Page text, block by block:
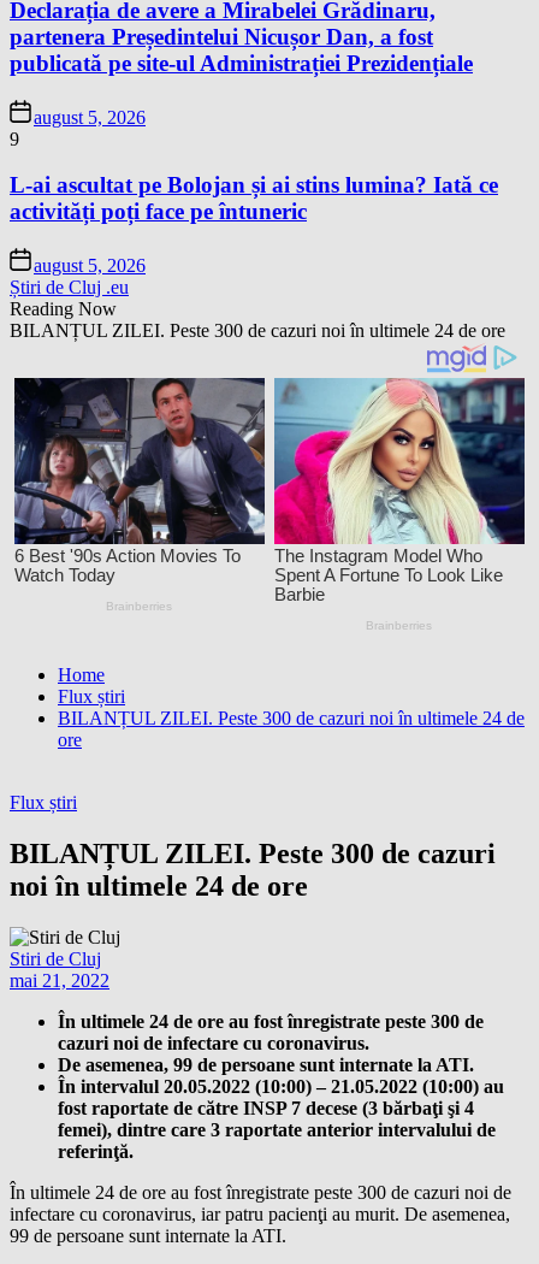
Declarația de avere a Mirabelei Grădinaru,
partenera Președintelui Nicușor Dan, a fost
publicată pe site-ul Administrației Prezidențiale
august 5, 2026
9
L-ai ascultat pe Bolojan și ai stins lumina? Iată ce
activități poți face pe întuneric
august 5, 2026
Știri de Cluj .eu
Reading Now
BILANȚUL ZILEI. Peste 300 de cazuri noi în ultimele 24 de ore
Home
Flux știri
BILANȚUL ZILEI. Peste 300 de cazuri noi în ultimele 24 de
ore
Flux știri
BILANȚUL ZILEI. Peste 300 de cazuri
noi în ultimele 24 de ore
Stiri de Cluj
mai 21, 2022
În ultimele 24 de ore au fost înregistrate peste 300 de
cazuri noi de infectare cu coronavirus.
De asemenea, 99 de persoane sunt internate la ATI.
În intervalul 20.05.2022 (10:00) – 21.05.2022 (10:00) au
fost raportate de către INSP 7 decese (3 bărbaţi şi 4
femei), dintre care 3 raportate anterior intervalului de
referinţă.
În ultimele 24 de ore au fost înregistrate peste 300 de cazuri noi de
infectare cu coronavirus, iar patru pacienţi au murit. De asemenea,
99 de persoane sunt internate la ATI.